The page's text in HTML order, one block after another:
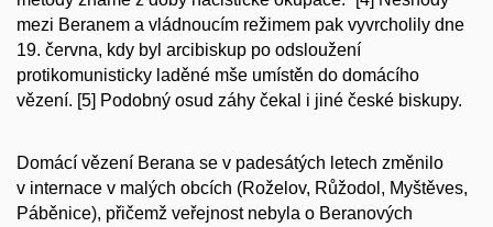
mezi Beranem a vládnoucím režimem pak vyvrcholily dne
19. června, kdy byl arcibiskup po odsloužení
protikomunisticky laděné mše umístěn do domácího
vězení. [5] Podobný osud záhy čekal i jiné české biskupy.
Domácí vězení Berana se v padesátých letech změnilo
v internace v malých obcích (Roželov, Růžodol, Myštěves,
Páběnice), přičemž veřejnost nebyla o Beranových